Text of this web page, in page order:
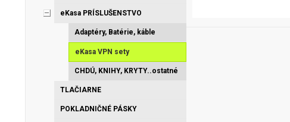
eKasa PRÍSLUŠENSTVO
Adaptéry, Batérie, káble
eKasa VPN sety
CHDÚ, KNIHY, KRYTY..ostatné
TLAČIARNE
POKLADNIČNÉ PÁSKY